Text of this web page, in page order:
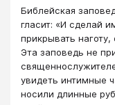
Библейская
гласит: «И сделай
прикрывать наготу,
Эта заповедь не
увидеть интимные
носили длинные